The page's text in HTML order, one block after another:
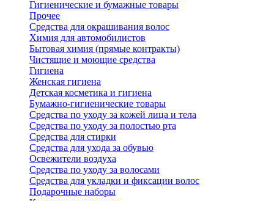
Гигиенические и бумажные товары
Прочее
Средства для окрашивания волос
Химия для автомобилистов
Бытовая химия (прямые контракты)
Чистящие и моющие средства
Гигиена
Женская гигиена
Детская косметика и гигиена
Бумажно-гигиенические товары
Средства по уходу за кожей лица и тела
Средства по уходу за полостью рта
Средства для стирки
Средства для ухода за обувью
Освежители воздуха
Средства по уходу за волосами
Средства для укладки и фиксации волос
Подарочные наборы